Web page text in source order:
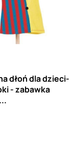
dłoń dla dzieci-
- zabawka